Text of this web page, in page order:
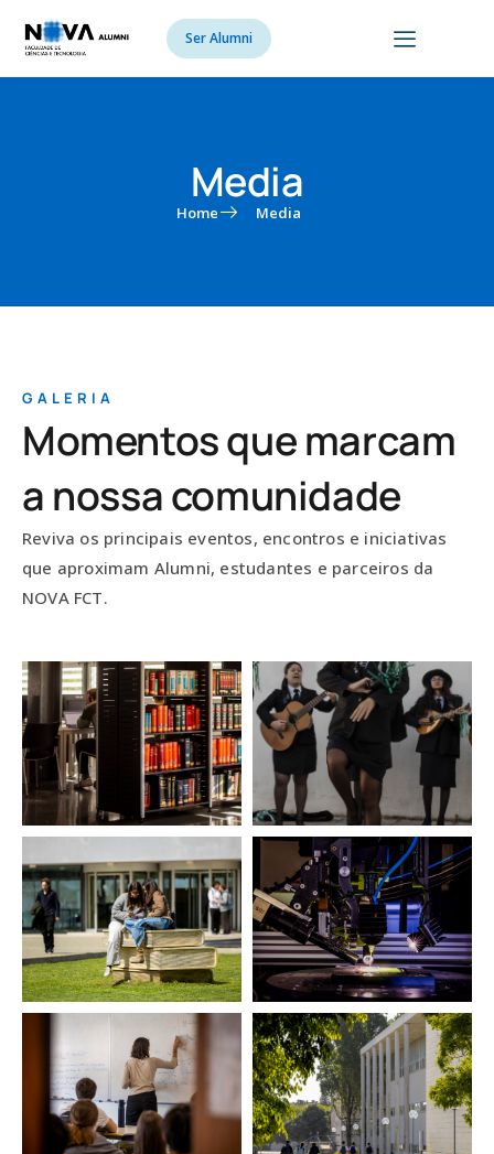
Ser Alumni
Media
Home Media
GALERIA
Momentos que marcam
a nossa comunidade
Reviva os principais eventos, encontros e iniciativas
que aproximam Alumni, estudantes e parceiros da
NOVA FCT.